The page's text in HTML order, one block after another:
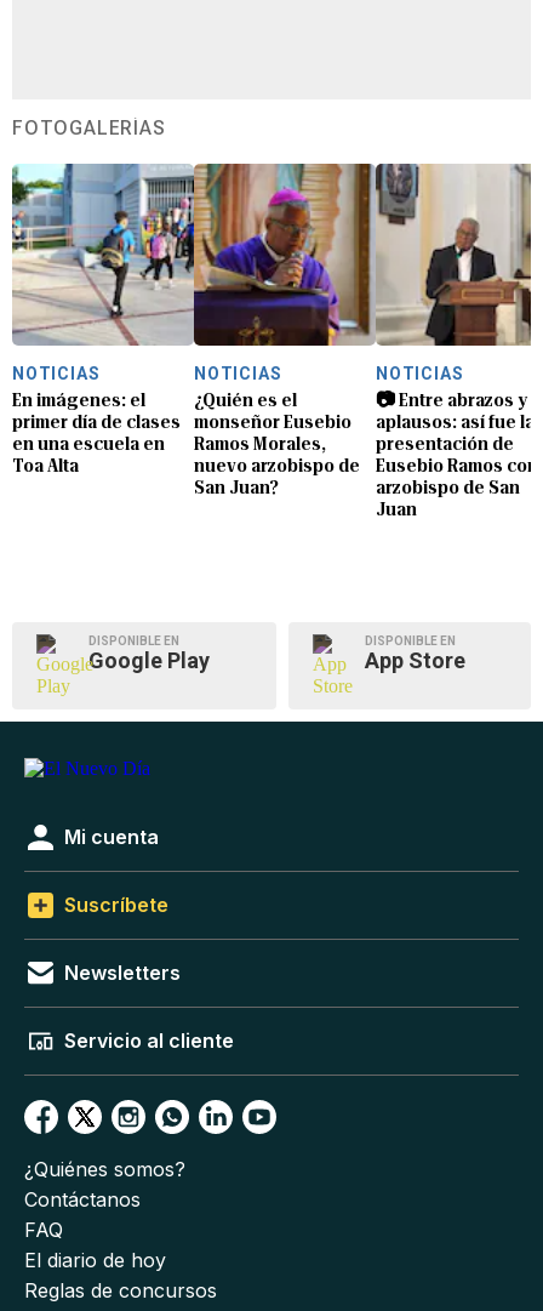
FOTOGALERÍAS
NOTICIAS
En imágenes: el
primer día de clases
en una escuela en
Toa Alta
NOTICIAS
¿Quién es el
monseñor Eusebio
Ramos Morales,
nuevo arzobispo de
San Juan?
NOTICIAS
📷 Entre abrazos y
aplausos: así fue la
presentación de
Eusebio Ramos
arzobispo de San
Juan
DISPONIBLE EN
Google Play
DISPONIBLE EN
App Store
Mi cuenta
Suscríbete
Newsletters
Servicio al cliente
¿Quiénes somos?
Contáctanos
FAQ
El diario de hoy
Reglas de concursos